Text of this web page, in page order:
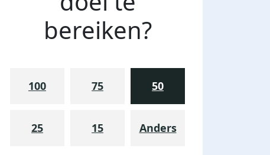
bereiken?
100 75 50
25 15 Anders